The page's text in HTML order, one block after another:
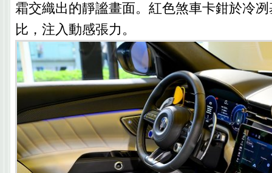
霜交織出的靜謐畫面。紅色煞車卡鉗於冷
比，注入動感張力。